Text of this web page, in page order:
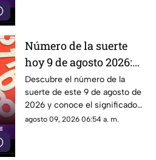
Número de la suerte
hoy 9 de agosto 2026:
descubre el mensaje de
la numerología para ti
Descubre el número de la
suerte de este 9 de agosto de
2026 y conoce el significado
que la numerología tiene para
agosto 09, 2026 06:54 a. m.